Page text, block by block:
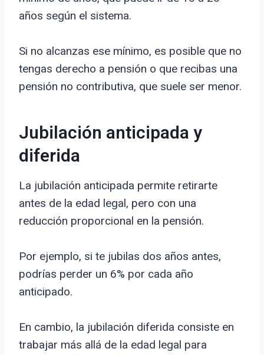
años según el sistema.
Si no alcanzas ese mínimo, es posible que no
tengas derecho a pensión o que recibas una
pensión no contributiva, que suele ser menor.
Jubilación anticipada y
diferida
La jubilación anticipada permite retirarte
antes de la edad legal, pero con una
reducción proporcional en la pensión.
Por ejemplo, si te jubilas dos años antes,
podrías perder un 6% por cada año
anticipado.
En cambio, la jubilación diferida consiste en
trabajar más allá de la edad legal para